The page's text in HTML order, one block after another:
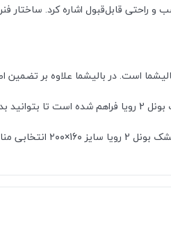
راحتی قابل‌قبول اشاره کرد. ساختار
است. در بالیشما علاوه بر
تهیه کنید.
قسطی تهیه کنید.